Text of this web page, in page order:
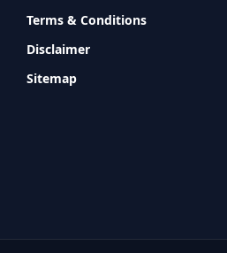
Terms & Conditions
Disclaimer
Sitemap